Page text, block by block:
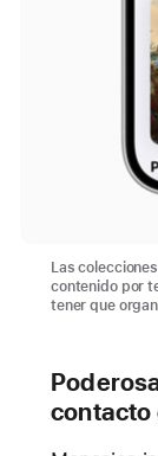
Las
contenido por
tener que
contacto